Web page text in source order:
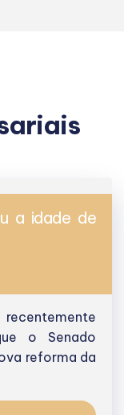
a idade de
o Senado
reforma da